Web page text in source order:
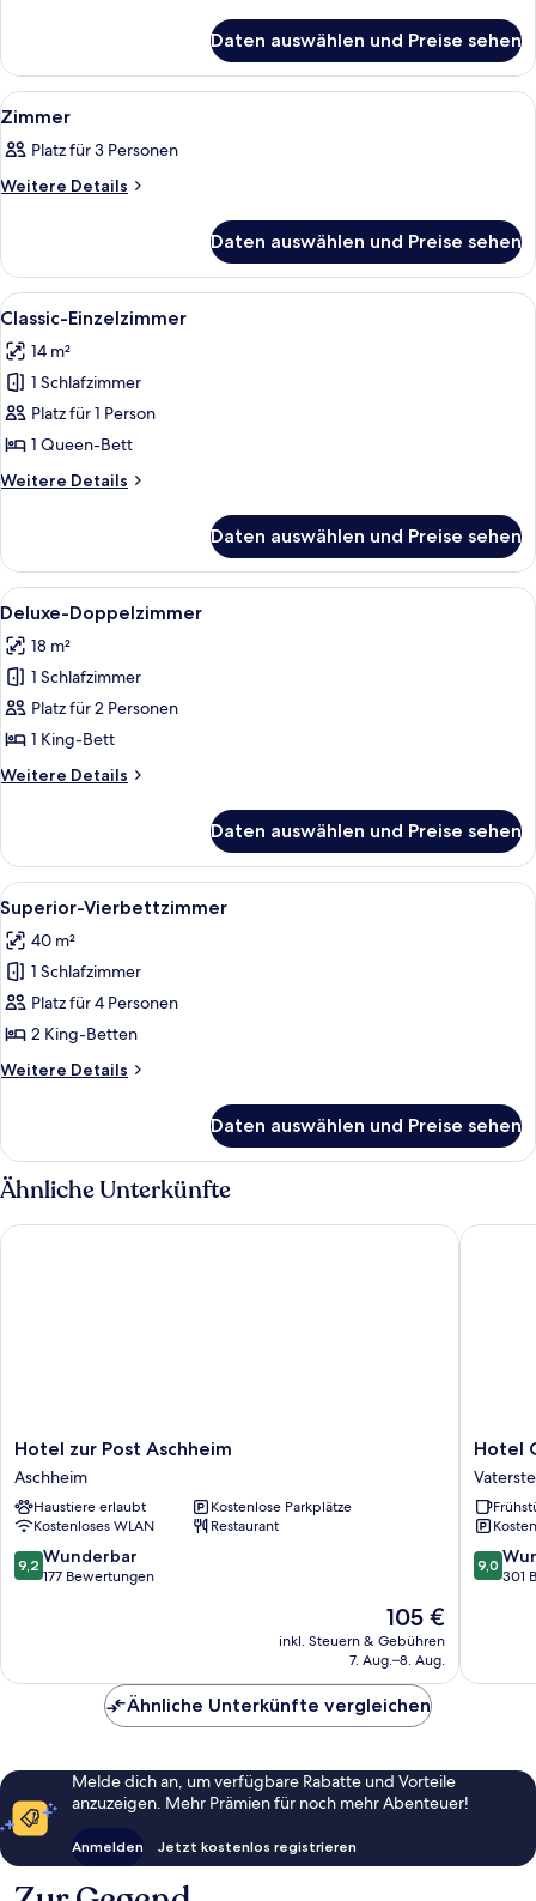
Daten auswählen und Preise sehen
Alle
Fotos
für
Zimmer
Ein Hotelzimmer mit Bett,
7
Zimmer
Platz für 3 Personen
Weitere Details
Weitere
Daten auswählen und Preise sehen
Alle
Fotos
für
Classic-
Einzelzimmer
anzeigen
Classic-Einzelzimmer | Hochwertige
6
Classic-Einzelzimmer
14 m²
1 Schlafzimmer
Platz für 1 Person
1 Queen-Bett
Weitere Details
Weitere
Einzelzimmer
Daten auswählen und Preise sehen
Alle
Fotos
für
Deluxe-
Doppelzimmer
anzeigen
Deluxe-Doppelzimmer |
6
Deluxe-Doppelzimmer
18 m²
1 Schlafzimmer
Platz für 2 Personen
1 King-Bett
Weitere Details
Weitere
Doppelzimmer
Daten auswählen und Preise sehen
Alle
Fotos
für
Superior-
Vierbettzimmer
anzeigen
Superior-Vierbettzimmer |
7
Superior-Vierbettzimmer
40 m²
1 Schlafzimmer
Platz für 4 Personen
2 King-Betten
Weitere Details
Weitere
Vierbettzimmer
Daten auswählen und Preise sehen
Ähnliche Unterkünfte
Hotel
zur
Post
Aschheim
Aschheim
Hotel zur Post Aschheim
Aschheim
Haustiere erlaubt
Kostenlose Parkplätze
Kostenloses WLAN
Restaurant
9.2
von
9,2 Wunderbar
177 Bewertungen
Der
Preis
beträgt
105 €
inkl. Steuern & Gebühren
7. Aug.–8. Aug.
Hotel zur Post Aschheim
Hotel
Stangl
Hotel
9.0
von
9,0
301
Hotel
Ähnliche Unterkünfte vergleichen
Melde dich an, um verfügbare Rabatte und Vorteile
anzuzeigen. Mehr Prämien für noch mehr Abenteuer!
Anmelden Jetzt kostenlos registrieren